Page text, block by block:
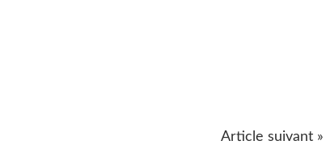
Article suivant »